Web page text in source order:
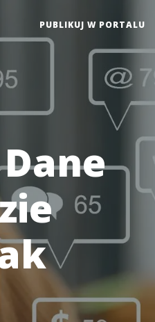
PUBLIKUJ W PORTALU